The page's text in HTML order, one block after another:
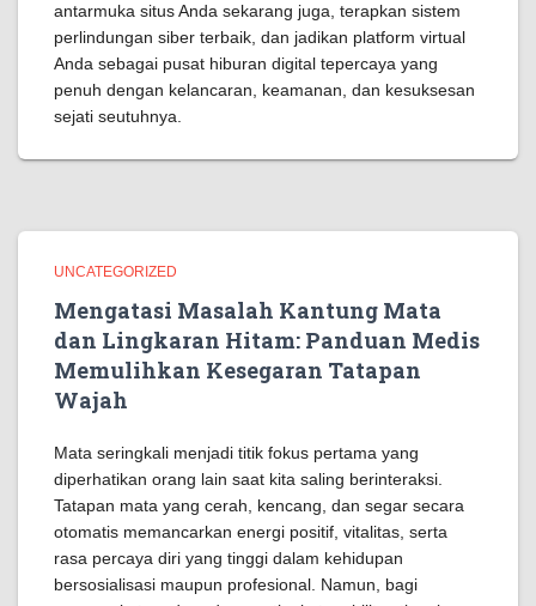
antarmuka situs Anda sekarang juga, terapkan sistem
perlindungan siber terbaik, dan jadikan platform virtual
Anda sebagai pusat hiburan digital tepercaya yang
penuh dengan kelancaran, keamanan, dan kesuksesan
sejati seutuhnya.
UNCATEGORIZED
Mengatasi Masalah Kantung Mata
dan Lingkaran Hitam: Panduan Medis
Memulihkan Kesegaran Tatapan
Wajah
Mata seringkali menjadi titik fokus pertama yang
diperhatikan orang lain saat kita saling berinteraksi.
Tatapan mata yang cerah, kencang, dan segar secara
otomatis memancarkan energi positif, vitalitas, serta
rasa percaya diri yang tinggi dalam kehidupan
bersosialisasi maupun profesional. Namun, bagi